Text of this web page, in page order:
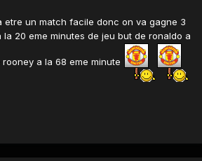
etre un match facile donc on va gagne 3
20 eme minutes de jeu but de ronaldo a
a la 68 eme minute